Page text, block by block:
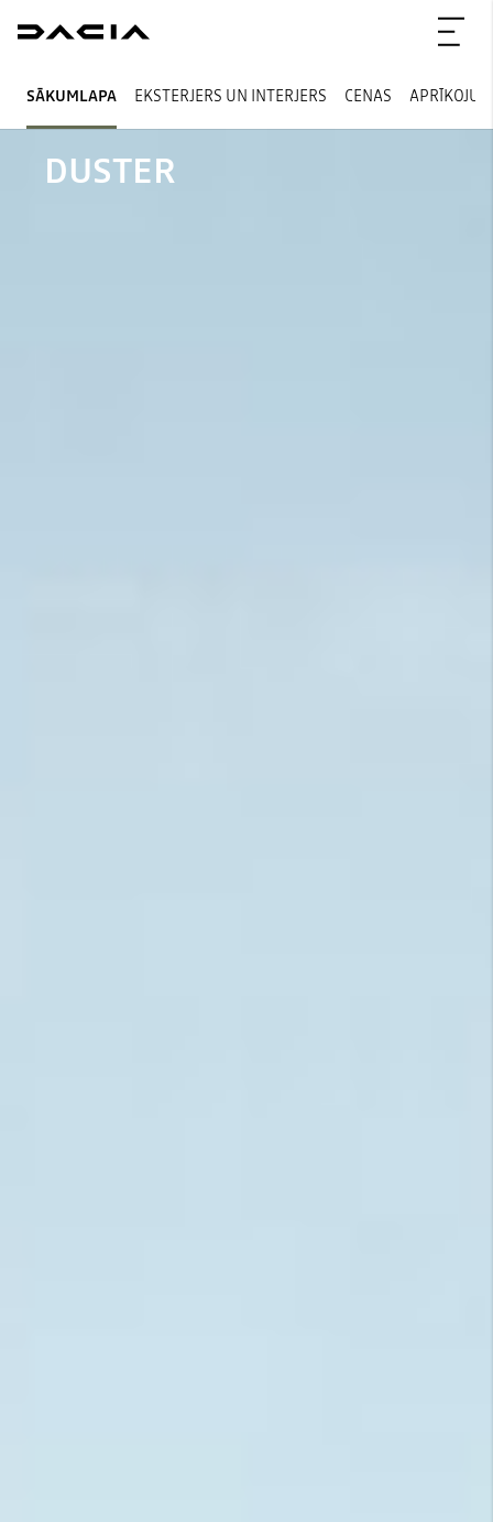
SĀKUMLAPA EKSTERJERS UN INTERJERS CENAS
DUSTER